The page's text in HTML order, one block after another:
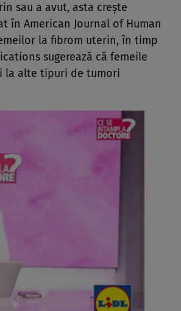
sau a avut, asta crește
în American Journal of Human
la fibrom uterin, în timp
sugerează că femeile
la alte tipuri de tumori